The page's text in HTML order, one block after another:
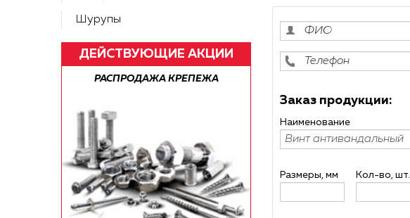
Заказ продукции:
Наименование
Размеры, мм Кол-во, шт.
Шурупы
ДЕЙСТВУЮЩИЕ АКЦИИ
БЕСПЛАТНАЯ ДОСТАВКА ПО РФ!